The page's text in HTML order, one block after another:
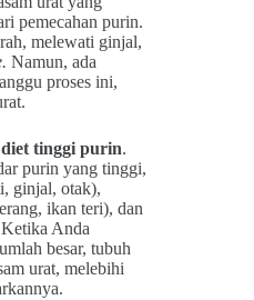
pemecahan purin.
melewati ginjal,
Namun, ada
proses ini,
diet tinggi purin.
purin yang tinggi,
ginjal, otak),
ikan teri), dan
Anda
besar, tubuh
urat, melebihi